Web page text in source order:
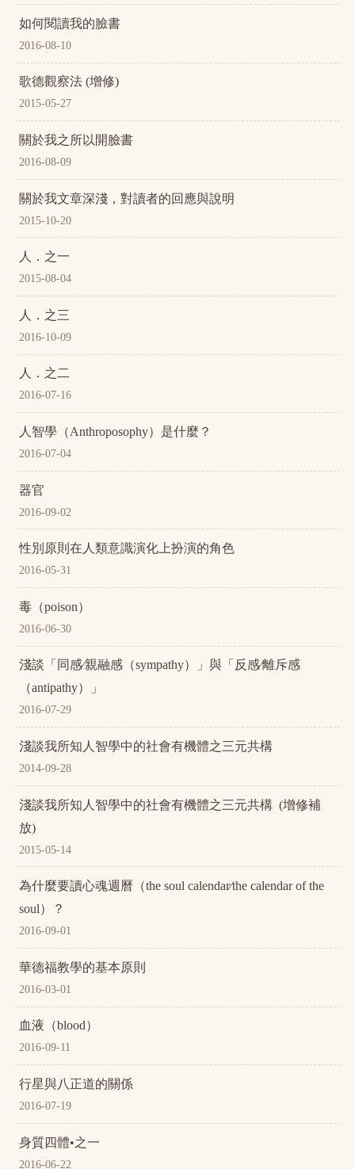
如何閱讀我的臉書
2016-08-10
歌德觀察法 (增修)
2015-05-27
關於我之所以開臉書
2016-08-09
關於我文章深淺，對讀者的回應與說明
2015-10-20
人．之一
2015-08-04
人．之三
2016-10-09
人．之二
2016-07-16
人智學（Anthroposophy）是什麼？
2016-07-04
器官
2016-09-02
性別原則在人類意識演化上扮演的角色
2016-05-31
毒（poison）
2016-06-30
淺談「同感∕親融感（sympathy）」與「反感∕離斥感
（antipathy）」
2016-07-29
淺談我所知人智學中的社會有機體之三元共構
2014-09-28
淺談我所知人智學中的社會有機體之三元共構 (增修補
放)
2015-05-14
為什麼要讀心魂週曆（the soul calendar∕the calendar of the
soul）？
2016-09-01
華德福教學的基本原則
2016-03-01
血液（blood）
2016-09-11
行星與八正道的關係
2016-07-19
身質四體•之一
2016-06-22